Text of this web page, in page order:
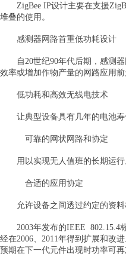
ZigBee IP设计主要在支援
堆叠的使用。
感测器网路首重低功耗设计
自20世纪90年代后期，感测器
效率或增加作物产量的网路应用
低功耗和高效无线电技术
让典型设备具有几年的电池寿
可靠的网状网路和协定
用以实现无人值班的长期运行
合适的应用协定
允许设备之间透过约定的资料
2003年发布的IEEE 802.15.4标
经在2006、2011年得到扩展和改
预期在下一代元件出现时功率可再